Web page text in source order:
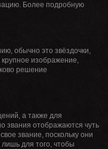
Более подробную
обычно это звёздочки,
изображение,
решение
а также для
звания отображаются чуть
звание, поскольку они
для того, чтобы